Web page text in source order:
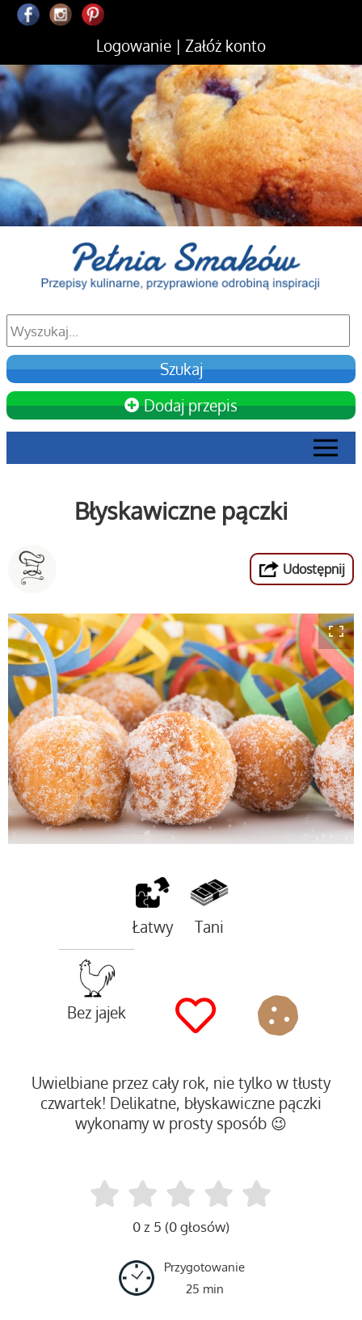
Logowanie | Załóż konto
Dodaj przepis
Błyskawiczne pączki
Udostępnij
Łatwy Tani
Bez jajek
Uwielbiane przez cały rok, nie tylko w tłusty
czwartek! Delikatne, błyskawiczne pączki
wykonamy w prosty sposób 😉
0 z 5 (0 głosów)
Przygotowanie
25 min